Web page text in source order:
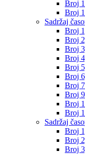
Broj
Broj
Sadržaj
Broj
Broj
Broj
Broj
Broj
Broj
Broj
Broj
Broj
Broj
Sadržaj
Broj
Broj
Broj